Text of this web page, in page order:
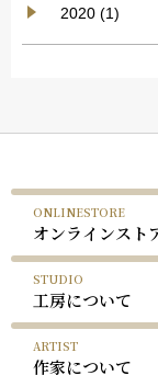
2020 (1)
ONLINESTORE
オンラインスト
STUDIO
工房について
ARTIST
作家について